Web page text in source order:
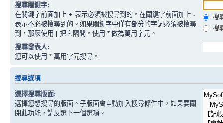
搜尋關鍵字:
在關鍵字前面加上 + 表示必須被搜尋到的。在關鍵字前面加上 -
表示不必被搜尋到的。如果關鍵字中僅有部分的字詞必須被搜尋
到，那麼使用 | 把它隔開。使用 * 做為萬用字元。
搜
搜
搜尋發表人:
您可以使用 * 萬用字元搜尋。
搜尋選項
選擇搜尋版面:
選擇您想搜尋的版面。子版面會自動加入搜尋條件中，如果要關
閉此功能，請反選下一個選項。